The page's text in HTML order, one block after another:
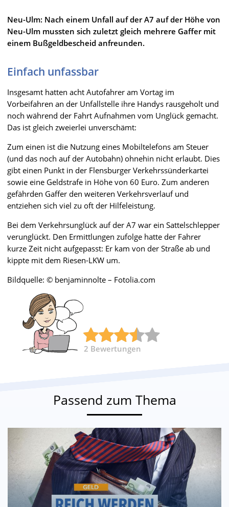
Neu-Ulm: Nach einem Unfall auf der A7 auf der Höhe von
Neu-Ulm mussten sich zuletzt gleich mehrere Gaffer mit
einem Bußgeldbescheid anfreunden.
Einfach unfassbar
Insgesamt hatten acht Autofahrer am Vortag im
Vorbeifahren an der Unfallstelle ihre Handys rausgeholt und
noch während der Fahrt Aufnahmen vom Unglück gemacht.
Das ist gleich zweierlei unverschämt:
Zum einen ist die Nutzung eines Mobiltelefons am Steuer
(und das noch auf der Autobahn) ohnehin nicht erlaubt. Dies
gibt einen Punkt in der Flensburger Verkehrssünderkartei
sowie eine Geldstrafe in Höhe von 60 Euro. Zum anderen
gefährden Gaffer den weiteren Verkehrsverlauf und
entziehen sich viel zu oft der Hilfeleistung.
Bei dem Verkehrsunglück auf der A7 war ein Sattelschlepper
verunglückt. Den Ermittlungen zufolge hatte der Fahrer
kurze Zeit nicht aufgepasst: Er kam von der Straße ab und
kippte mit dem Riesen-LKW um.
Bildquelle: © benjaminnolte – Fotolia.com
2 Bewertungen
Passend zum Thema